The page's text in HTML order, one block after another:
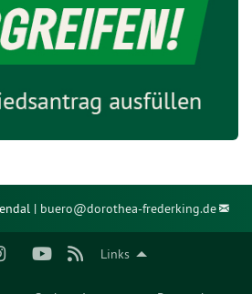
Links
| buero@dorothea-frederking.de